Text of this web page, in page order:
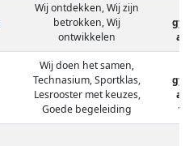
Wij ontdekken, Wij zijn
betrokken, Wij
ontwikkelen
Wij doen het samen,
Technasium, Sportklas,
Lesrooster met keuzes,
Goede begeleiding